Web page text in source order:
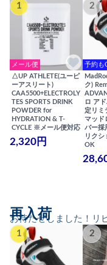
1
メール便
△UP ATHLETE(ユーピ
ーアスリート)
CAA5500+ELECTROLY
TES SPORTS DRINK
POWDER for
HYDRATION & T-
CYCLE ※メール便対応
2,320円
2
予約も
ク)
ロ ア
定リミ
マッド
バー採
リク
OK
お待たせしました！リ
再入荷
1 2